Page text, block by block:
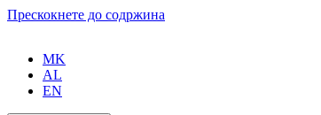
Прескокнете до содржина
MK
AL
EN